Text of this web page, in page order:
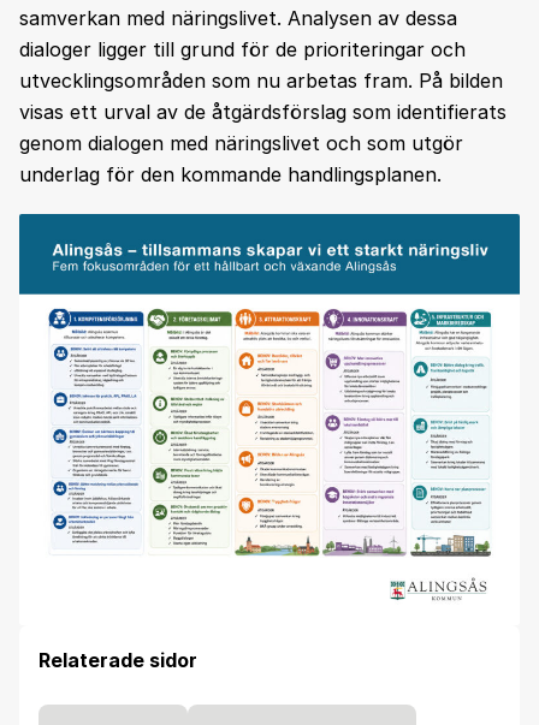
samverkan med näringslivet. Analysen av dessa
dialoger ligger till grund för de prioriteringar och
utvecklingsområden som nu arbetas fram. På bilden
visas ett urval av de åtgärdsförslag som identifierats
genom dialogen med näringslivet och som utgör
underlag för den kommande handlingsplanen.
Relaterade sidor